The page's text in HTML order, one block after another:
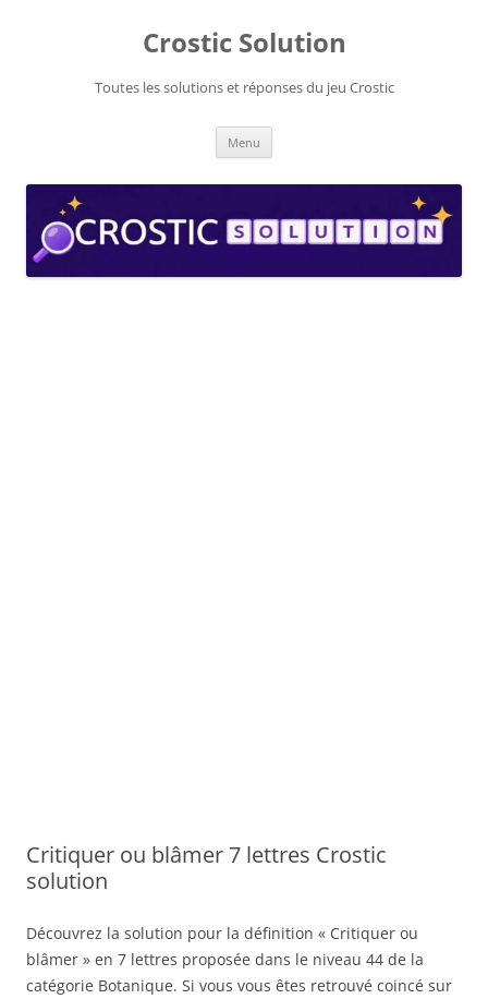
Crostic Solution
Toutes les solutions et réponses du jeu Crostic
Menu
Critiquer ou blâmer 7 lettres Crostic
solution
Découvrez la solution pour la définition « Critiquer ou
blâmer » en 7 lettres proposée dans le niveau 44 de la
catégorie Botanique. Si vous vous êtes retrouvé coincé sur